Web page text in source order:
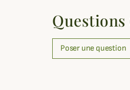
Questions
Poser une question